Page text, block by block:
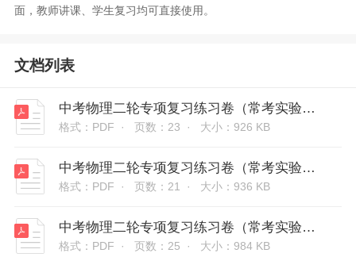
面，教师讲课、学生复习均可直接使用。
文档列表
中考物理二轮专项复习练习卷（常考实验）-探究影响电磁铁磁性强弱因素（原卷版和解析版）
格式：PDF · 页数：23 · 大小：926 KB
中考物理二轮专项复习练习卷（常考实验）-验证牛顿第一定律（原卷版和解析版）
格式：PDF · 页数：21 · 大小：936 KB
中考物理二轮专项复习练习卷（常考实验）-验证阿基米德原理（原卷版和解析版）
格式：PDF · 页数：25 · 大小：984 KB